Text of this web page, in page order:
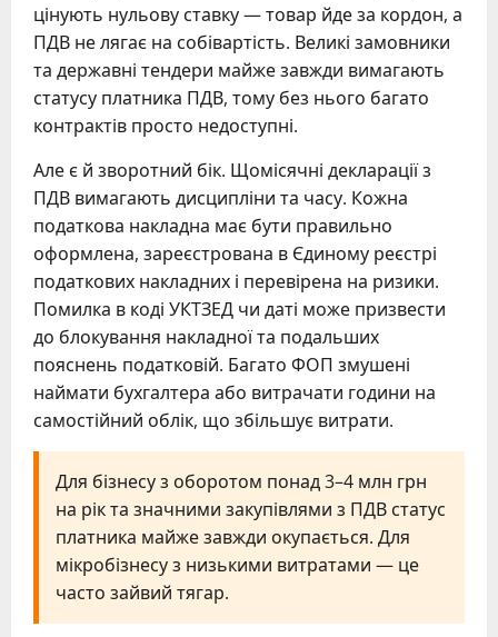
цінують нульову ставку — товар йде за кордон, а
ПДВ не лягає на собівартість. Великі замовники
та державні тендери майже завжди вимагають
статусу платника ПДВ, тому без нього багато
контрактів просто недоступні.
Але є й зворотний бік. Щомісячні декларації з
ПДВ вимагають дисципліни та часу. Кожна
податкова накладна має бути правильно
оформлена, зареєстрована в Єдиному реєстрі
податкових накладних і перевірена на ризики.
Помилка в коді УКТЗЕД чи даті може призвести
до блокування накладної та подальших
пояснень податковій. Багато ФОП змушені
наймати бухгалтера або витрачати години на
самостійний облік, що збільшує витрати.
Для бізнесу з оборотом понад 3–4 млн грн
на рік та значними закупівлями з ПДВ статус
платника майже завжди окупається. Для
мікробізнесу з низькими витратами — це
часто зайвий тягар.